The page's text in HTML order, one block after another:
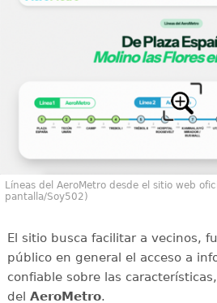
Líneas del AeroMetro desde el sitio web
pantalla/Soy502)
El sitio busca facilitar a vecinos,
público en general el acceso a
confiable sobre las
del AeroMetro.